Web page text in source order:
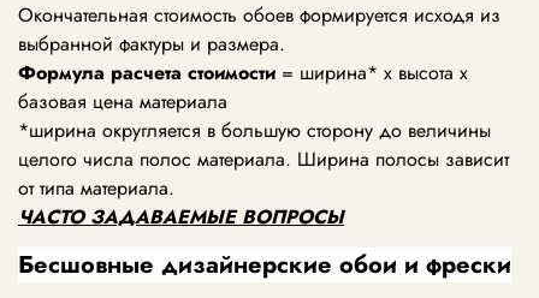
Окончательная стоимость обоев формируется исходя из
выбранной фактуры и размера.
Формула расчета стоимости = ширина* х высота х
базовая цена материала
*ширина округляется в большую сторону до величины
целого числа полос материала. Ширина полосы зависит
от типа материала.
ЧАСТО ЗАДАВАЕМЫЕ ВОПРОСЫ
Бесшовные дизайнерские обои и фрески